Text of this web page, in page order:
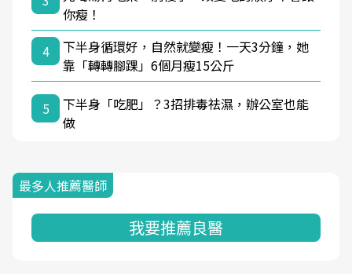
你瘦！
4
下半身循環好，自然就變瘦！一天3分鐘，她
靠「轉轉腳踝」6個月瘦15公斤
5
下半身「吃肥」？3招排毒祛濕，辦公室也能
做
最多人推薦醫師
我要推薦良醫